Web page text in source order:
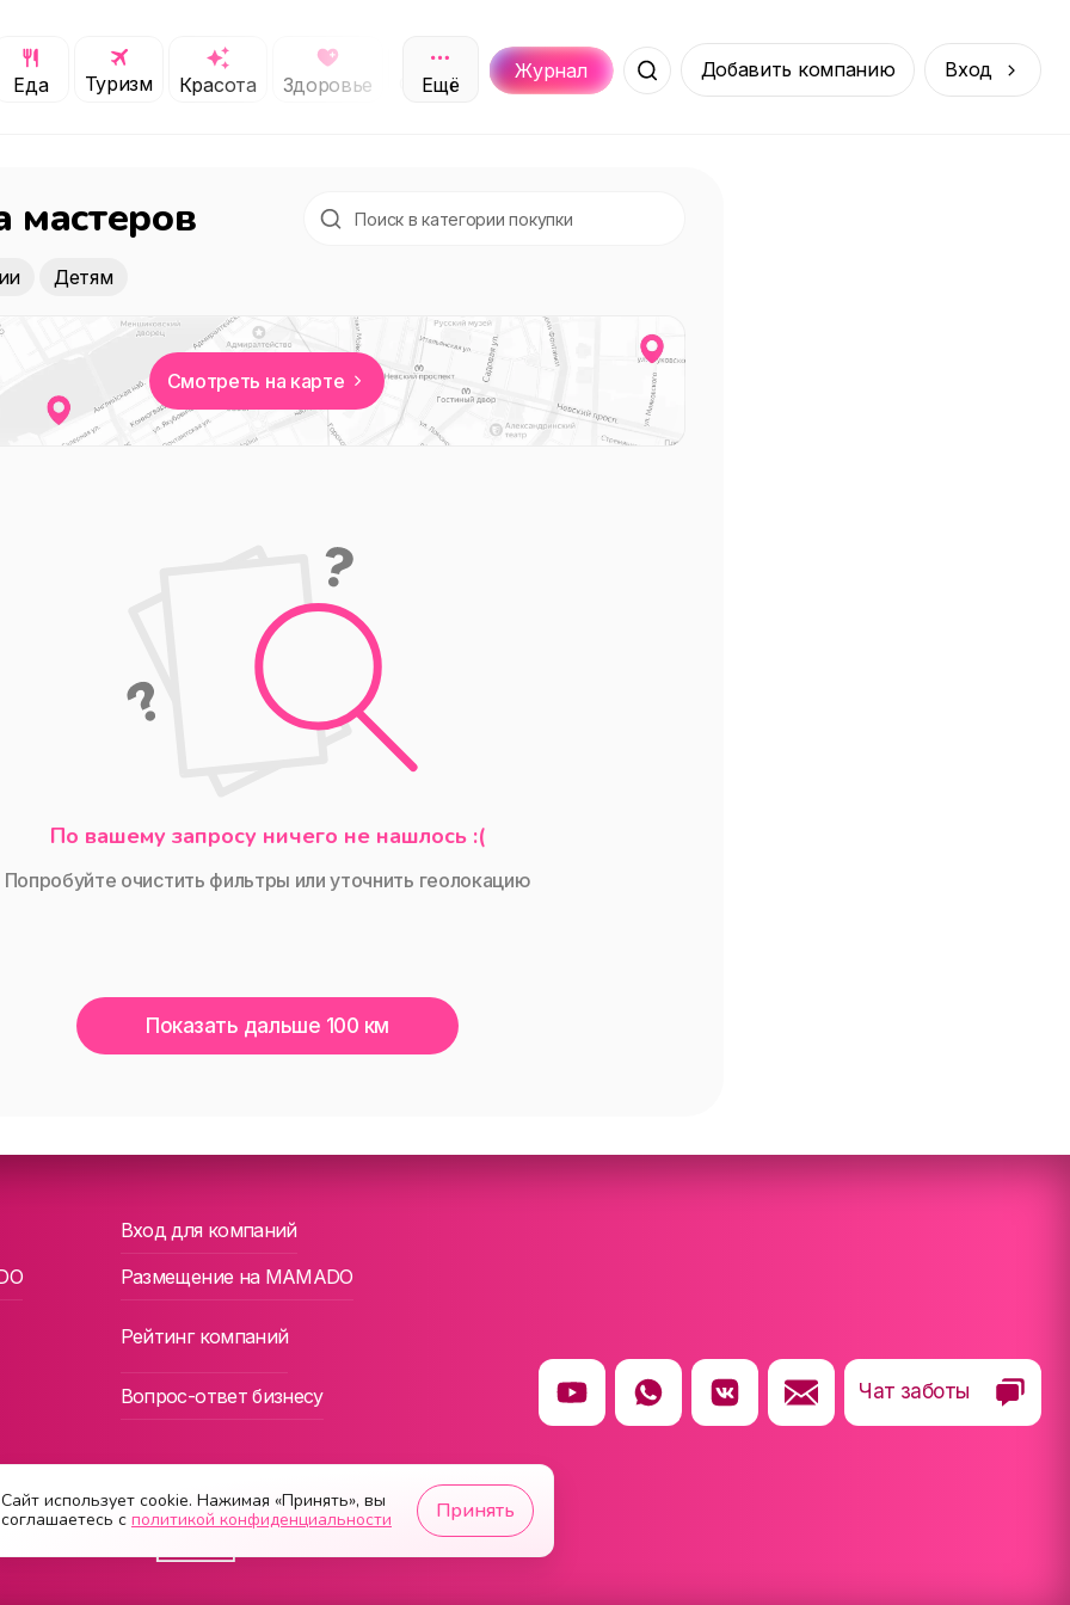
Еда Туризм Красота Здоровье Обучение Спорт Услуги Покупки Онлайн
Ещё
Журнал Места Добавить компанию Вход
мастеров
Детям
Смотреть на карте
По вашему запросу ничего не нашлось :(
Попробуйте очистить фильтры или уточнить геолокацию
Показать дальше 100 км
Вход для компаний
Размещение на MAMADO
Рейтинг компаний
Вопрос-ответ бизнесу Чат заботы
Сайт использует cookie. Нажимая «Принять», вы
соглашаетесь с политикой конфиденциальности Принять